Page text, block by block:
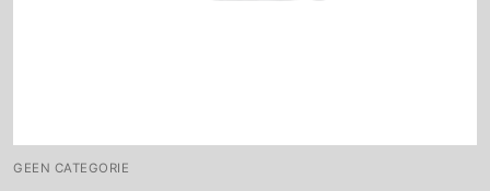
GEEN CATEGORIE